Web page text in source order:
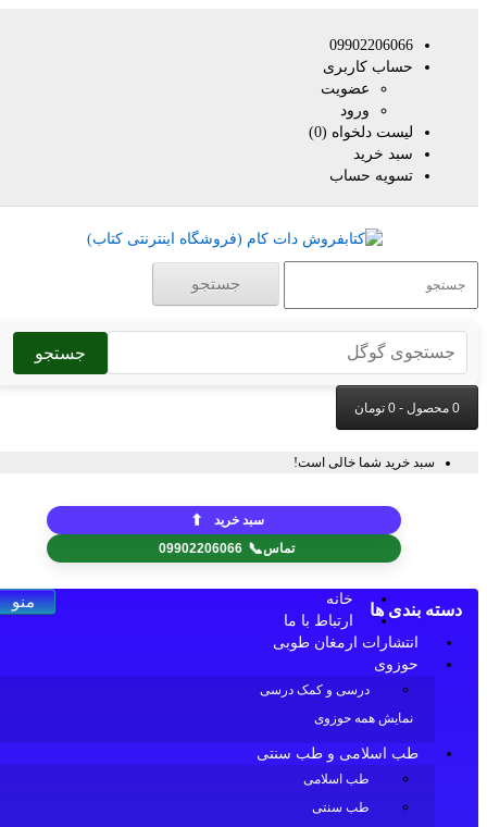
09902206066
حساب کاربری
عضویت
لیست دلخواه (0)
سبد خرید
تسویه حساب
سبد خرید شما خالی است!
09902206066
⬆
بندی ها
خانه
ارتباط با ما
انتشارات ارمغان طوبی
حوزوی
درسی و کمک درسی
نمایش همه حوزوی
طب اسلامی و طب سنتی
طب اسلامی
طب سنتی